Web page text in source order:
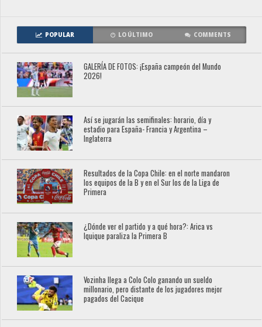
POPULAR LO ÚLTIMO COMMENTS
GALERÍA DE FOTOS: ¡España campeón del Mundo
2026!
Así se jugarán las semifinales: horario, día y
estadio para España- Francia y Argentina –
Inglaterra
Resultados de la Copa Chile: en el norte mandaron
los equipos de la B y en el Sur los de la Liga de
Primera
¿Dónde ver el partido y a qué hora?: Arica vs
Iquique paraliza la Primera B
Vozinha llega a Colo Colo ganando un sueldo
millonario, pero distante de los jugadores mejor
pagados del Cacique